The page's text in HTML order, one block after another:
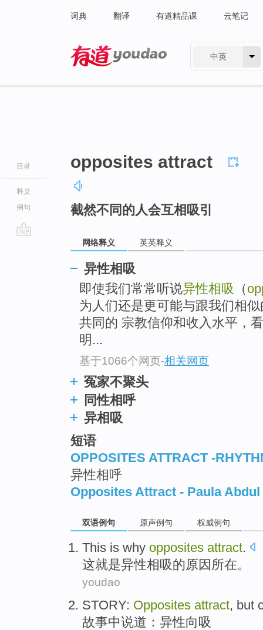
词典 翻译 有道精品课 云笔记
中英
目录
释义
例句
opposites attract
截然不同的人会互相吸引
网络释义 英英释义
异性相吸
即使我们常常听说异性相吸 （
为人们还是更可能与跟我们相
共同的 宗教信仰和收入水平，
明...
基于1066个网页-相关网页
冤家不聚头
同性相呼
异相吸
短语
OPPOSITES ATTRACT -
异性相呼
Opposites Attract - Paula Abdul
双语例句 原声例句 权威例句
This is why opposites attract.
这就是异性相吸的 原因 所在。
youdao
STORY: Opposites attract, but
故事中说道： 异性向吸